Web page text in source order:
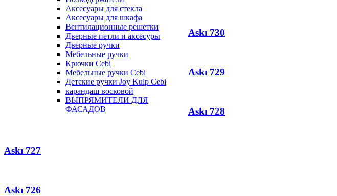
Аксесуары для стекла
Аксесуары для шкафа
Вентилационные решетки
Дверные петли и аксесуры
Дверные ручки
Мебельные ручки
Крючки Cebi
Мебельные ручки Cebi
Детские ручки Joy Kulp Cebi
карандаш восковой
ВЫПРЯМИТЕЛИ ДЛЯ
ФАСАДОВ
Askı 730
Askı 729
Askı 728
Askı 727
Askı 726